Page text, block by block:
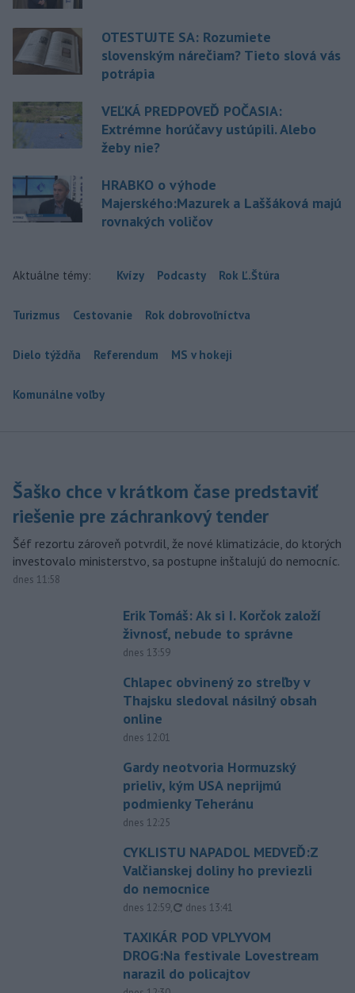
OTESTUJTE SA: Rozumiete
slovenským nárečiam? Tieto slová vás
potrápia
VEĽKÁ PREDPOVEĎ POČASIA:
Extrémne horúčavy ustúpili. Alebo
žeby nie?
HRABKO o výhode
Majerského:Mazurek a Laššáková majú
rovnakých voličov
Aktuálne témy: Kvízy Podcasty Rok Ľ.Štúra
Turizmus Cestovanie Rok dobrovoľníctva
Dielo týždňa Referendum MS v hokeji
Komunálne voľby
Šaško chce v krátkom čase predstaviť
riešenie pre záchrankový tender
Šéf rezortu zároveň potvrdil, že nové klimatizácie, do ktorých
investovalo ministerstvo, sa postupne inštalujú do nemocníc.
dnes 11:58
Erik Tomáš: Ak si I. Korčok založí
živnosť, nebude to správne
dnes 13:59
Chlapec obvinený zo streľby v
Thajsku sledoval násilný obsah
online
dnes 12:01
Gardy neotvoria Hormuzský
prieliv, kým USA neprijmú
podmienky Teheránu
dnes 12:25
CYKLISTU NAPADOL MEDVEĎ:Z
Valčianskej doliny ho previezli
do nemocnice
dnes 12:59, aktualizované
dnes 13:41
TAXIKÁR POD VPLYVOM
DROG:Na festivale Lovestream
narazil do policajtov